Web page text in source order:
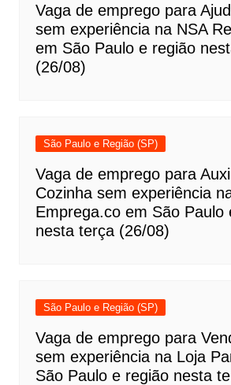
Vaga de emprego para
sem experiência na NSA
em São Paulo e região
(26/08)
São Paulo e Região (SP)
Vaga de emprego para
Cozinha sem experiência
Emprega.co em São Paulo
nesta terça (26/08)
São Paulo e Região (SP)
Vaga de emprego para
sem experiência na Loja
São Paulo e região nesta